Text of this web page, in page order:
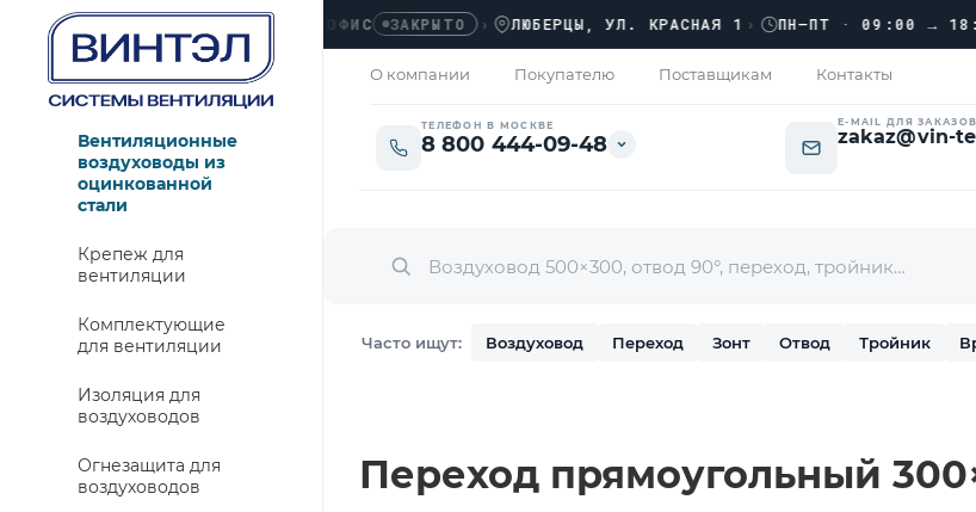
ОФИС ЗАКРЫТО › ЛЮБЕРЦЫ, УЛ. КРАСНАЯ 1› ПН–ПТ · 09:00 → 18:00
О компании Покупателю Поставщикам Контакты
ТЕЛЕФОН В МОСКВЕ
8 800 444-09-48
E-MAIL ДЛЯ ЗАКАЗОВ
zakaz@vin-
Часто ищут: Воздуховод Переход Зонт Отвод Тройник
Вентиляционные
воздуховоды из
оцинкованной
стали
Крепеж для
вентиляции
Комплектующие
для вентиляции
Изоляция для
воздуховодов
Огнезащита для
воздуховодов
Переход прямоугольный